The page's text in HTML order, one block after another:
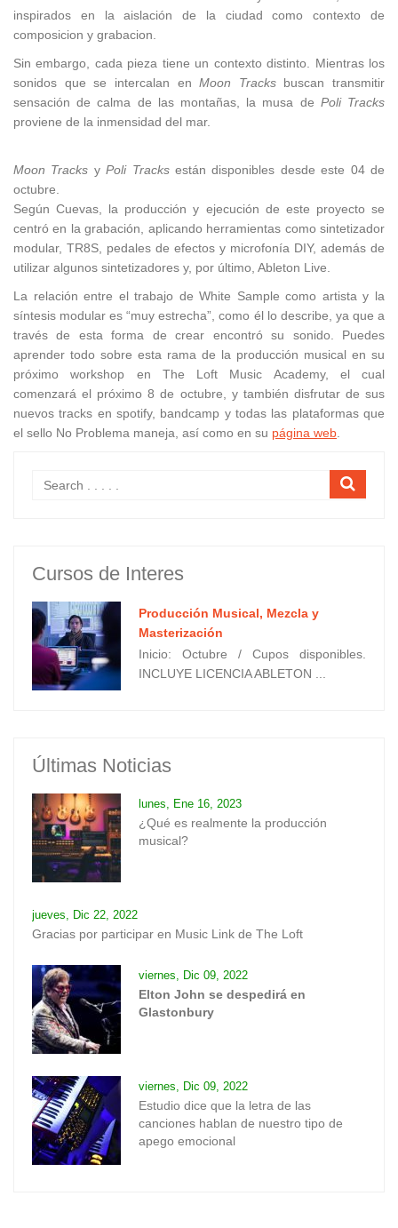
inspirados en la aislación de la ciudad como contexto de
composicion y grabacion.
Sin embargo, cada pieza tiene un contexto distinto. Mientras los
sonidos que se intercalan enMoon Tracksbuscan transmitir
sensación de calma de las montañas, la musa de Poli Tracks
proviene de la inmensidad del mar.
Moon Tracks yPoli Tracksestán disponibles desde este 04 de
octubre.
Según Cuevas, la producción y ejecución de este proyecto se
centró en la grabación, aplicando herramientas como sintetizador
modular, TR8S, pedales de efectos y microfonía DIY, además de
utilizar algunos sintetizadores y, por último, Ableton Live.
La relación entre el trabajo de White Sample como artista y la
síntesis modular es “muy estrecha”, como él lo describe, ya que a
través de esta forma de crear encontró su sonido. Puedes
aprender todo sobre esta rama de la producción musical en su
próximo workshop en The Loft Music Academy, el cual
comenzará el próximo 8 de octubre, y también disfrutar de sus
nuevos tracks en spotify, bandcamp y todas las plataformas que
el sello No Problema maneja, así como en su página web
Cursos de Interes
Producción Musical, Mezcla y
Masterización
Inicio: Octubre / Cupos disponibles.
INCLUYE LICENCIA ABLETON ...
Últimas Noticias
lunes, Ene 16, 2023
¿Qué es realmente la producción
musical?
jueves, Dic 22, 2022
Gracias por participar en Music Link de The Loft
viernes, Dic 09, 2022
Elton John se despedirá en
Glastonbury
viernes, Dic 09, 2022
Estudio dice que la letra de las
canciones hablan de nuestro tipo de
apego emocional